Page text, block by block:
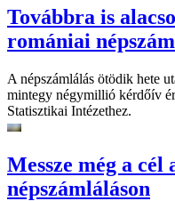
Továbbra is
romániai
A népszámlálás ötödik hete
mintegy négymillió kérdőív
Statisztikai Intézethez.
Messze még a cél
népszámláláson